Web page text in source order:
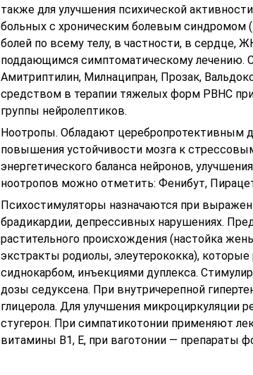
также для улучшения психической
больных с хроническим болевым синдромом
болей по всему телу, в частности, в сердце,
поддающимся симптоматическому лечению.
Амитриптилин, Милнаципран, Прозак,
средством в терапии тяжелых форм РВНС
группы нейролептиков.
Ноотропы. Обладают церебропротективным
повышения устойчивости мозга к
энергетического баланса нейронов,
ноотропов можно отметить: Фенибут,
Психостимуляторы назначаются при
брадикардии, депрессивных наруше­ниях.
растительно­го происхождения (настойка
экстракты родиолы, элеутерококка),
сиднокарбом, инъекци­ями дуплекса.
дозы седуксена. При внутричерепной
глицерола. Для улучше­ния микроциркуляции
стугерон. При симпатикотонии при­меняют
витамины В1, Е, при ваго­тонии — препараты